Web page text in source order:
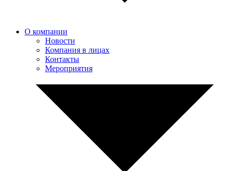
О компании
Новости
Компания в лицах
Контакты
Мероприятия